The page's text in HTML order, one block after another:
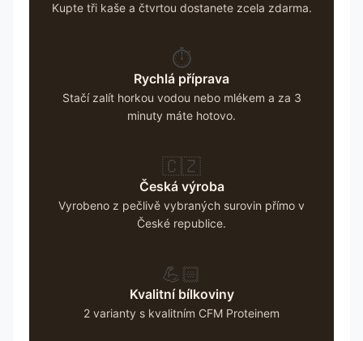
Kupte tři kaše a čtvrtou dostanete zcela zdarma.
⏱️
Rychlá příprava
Stačí zalít horkou vodou nebo mlékem a za 3
minuty máte hotovo.
🇨🇿
Česká výroba
Vyrobeno z pečlivě vybraných surovin přímo v
České republice.
💪🏻
Kvalitní bílkoviny
2 varianty s kvalitním CFM Proteinem